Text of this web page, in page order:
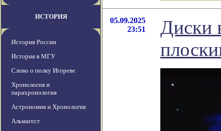
ИСТОРИЯ
История России
История в МГУ
Слово о полку Игореве
Хронология и
парахронология
Астрономия и Хронология
Альмагест
05.09.2025
23:51
Диски